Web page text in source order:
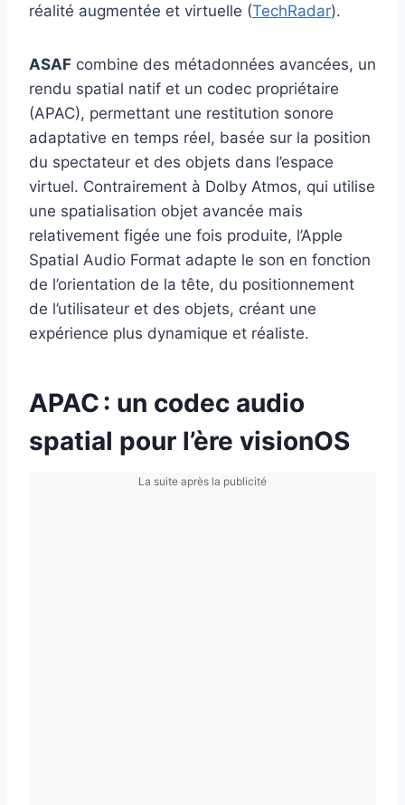
réalité augmentée et virtuelle (TechRadar).
ASAF combine des métadonnées avancées, un
rendu spatial natif et un codec propriétaire
(APAC), permettant une restitution sonore
adaptative en temps réel, basée sur la position
du spectateur et des objets dans l’espace
virtuel. Contrairement à Dolby Atmos, qui utilise
une spatialisation objet avancée mais
relativement figée une fois produite, l’Apple
Spatial Audio Format adapte le son en fonction
de l’orientation de la tête, du positionnement
de l’utilisateur et des objets, créant une
expérience plus dynamique et réaliste.
APAC : un codec audio
spatial pour l’ère visionOS
La suite après la publicité